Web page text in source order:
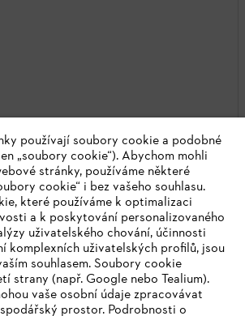
používají soubory cookie a podobné
„soubory cookie“). Abychom mohli
stránky, používáme některé
cookie“ i bez vašeho souhlasu.
které používáme k optimalizaci
a k poskytování personalizovaného
uživatelského chování, účinnosti
komplexních uživatelských profilů, jsou
souhlasem. Soubory cookie
strany (např. Google nebo Tealium).
vaše osobní údaje zpracovávat
prostor. Podrobnosti o